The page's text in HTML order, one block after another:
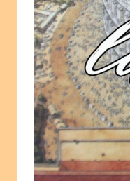
por
España
Europa
monumentos,
cultura
tradiciones.
¡Visita
blog!